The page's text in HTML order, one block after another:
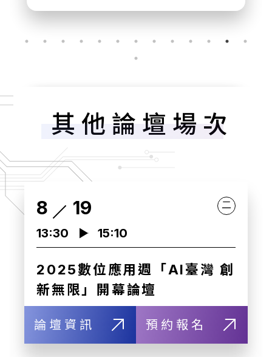
其他論壇場次
8 20 三
10:00 11:30
健康台灣 AI領航 論壇
論壇資訊 預約報名